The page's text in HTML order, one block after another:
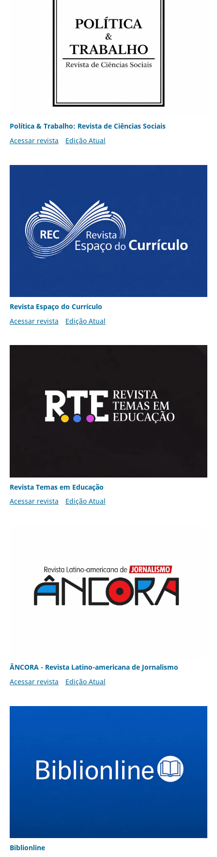
Política & Trabalho: Revista de Ciências Sociais
Acessar revista
Edição Atual
Revista Espaço do Currículo
Acessar revista
Edição Atual
Revista Temas em Educação
Acessar revista
Edição Atual
ÂNCORA - Revista Latino-americana de Jornalismo
Acessar revista
Edição Atual
Biblionline